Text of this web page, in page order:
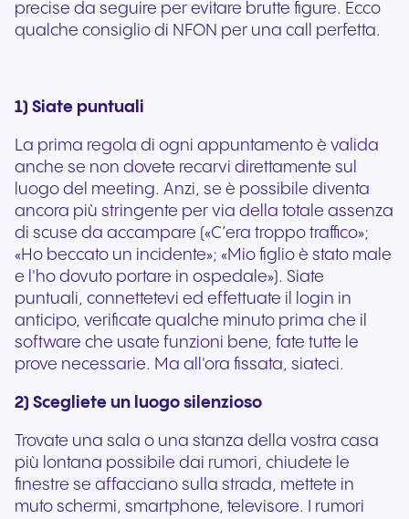
precise da seguire per evitare brutte figure. Ecco
qualche consiglio di NFON per una call perfetta.
1) Siate puntuali
La prima regola di ogni appuntamento è valida
anche se non dovete recarvi direttamente sul
luogo del meeting. Anzi, se è possibile diventa
ancora più stringente per via della totale assenza
di scuse da accampare («C’era troppo traffico»;
«Ho beccato un incidente»; «Mio figlio è stato male
e l'ho dovuto portare in ospedale»). Siate
puntuali, connettetevi ed effettuate il login in
anticipo, verificate qualche minuto prima che il
software che usate funzioni bene, fate tutte le
prove necessarie. Ma all'ora fissata, siateci.
2) Scegliete un luogo silenzioso
Trovate una sala o una stanza della vostra casa
più lontana possibile dai rumori, chiudete le
finestre se affacciano sulla strada, mettete in
muto schermi, smartphone, televisore. I rumori